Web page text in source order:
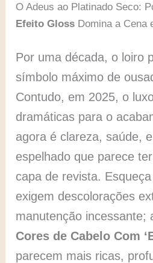
O Adeus ao Platinado Seco:
Efeito Gloss Domina a Cena
Por uma década, o loiro
símbolo máximo de
Contudo, em 2025, o
dramáticas para o
agora é clareza, saúde,
espelhado que parece
capa de revista.
exigem descolorações
manutenção incessante;
Cores de Cabelo Com
parecem mais ricas,